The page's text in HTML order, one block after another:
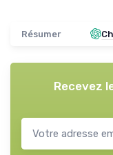
Résumer
Recevez